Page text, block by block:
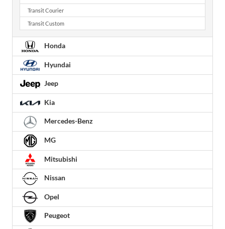
Transit Courier
Transit Custom
Honda
Hyundai
Jeep
Kia
Mercedes-Benz
MG
Mitsubishi
Nissan
Opel
Peugeot